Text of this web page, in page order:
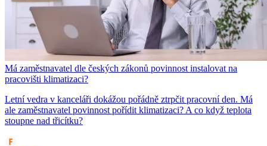
Má zaměstnavatel dle českých zákonů povinnost instalovat na
pracovišti klimatizaci?
Letní vedra v kanceláři dokážou pořádně ztrpčit pracovní den. Má
ale zaměstnavatel povinnost pořídit klimatizaci? A co když teplota
stoupne nad třicítku?